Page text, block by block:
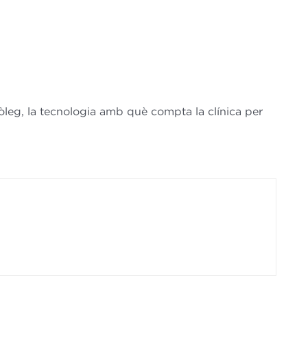
la tecnologia amb què compta la clínica per